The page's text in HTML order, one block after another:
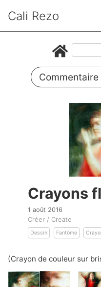
Cali Rezo
Commentaire
Crayons
1 août 2016
Créer / Create
Dessin Fantôme
(Crayon de couleur sur